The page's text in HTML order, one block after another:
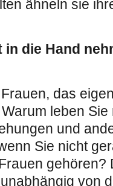
ähneln sie
die Hand
das
leben
und
Sie nicht
gehören?
von